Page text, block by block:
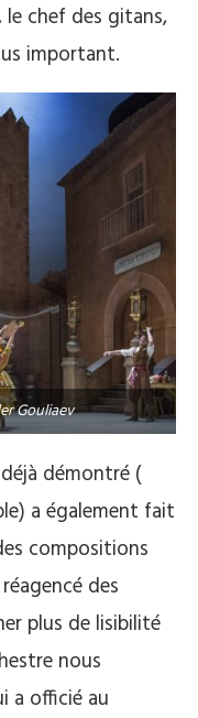
le chef des gitans,
important.
Gouliaev
démontré (
a également fait
compositions
des
plus de lisibilité
nous
a officié au